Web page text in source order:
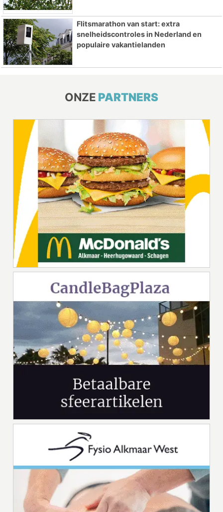
Flitsmarathon van start: extra
snelheidscontroles in Nederland en
populaire vakantielanden
ONZE PARTNERS